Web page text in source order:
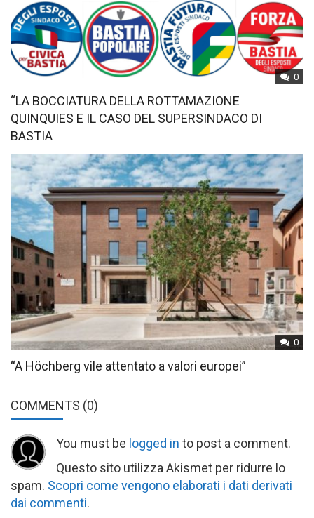
0
“LA BOCCIATURA DELLA ROTTAMAZIONE
QUINQUIES E IL CASO DEL SUPERSINDACO DI
BASTIA
0
“A Höchberg vile attentato a valori europei”
COMMENTS (0)
You must be logged in to post a comment.
Questo sito utilizza Akismet per ridurre lo
spam. Scopri come vengono elaborati i dati derivati
dai commenti.